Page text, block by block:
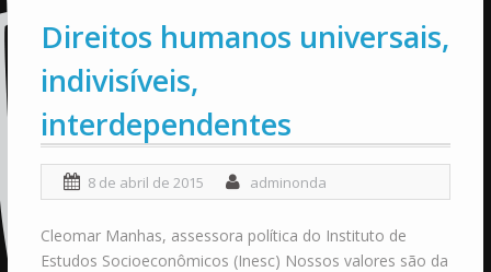
Direitos humanos universais,
indivisíveis,
interdependentes
8 de abril de 2015 adminonda
Cleomar Manhas, assessora política do Instituto de
Estudos Socioeconômicos (Inesc) Nossos valores são da